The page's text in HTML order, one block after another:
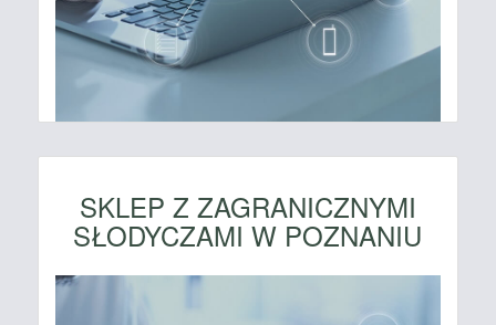
SKLEP Z ZAGRANICZNYMI
SŁODYCZAMI W POZNANIU